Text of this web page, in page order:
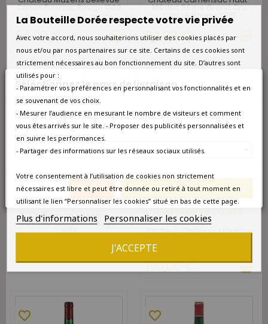
Sélectionnez le pays de livraison
Nos prix et les frais peuvent varier en fonction du
pays/de la région de livraison.
France métropolitaine
Annuler Enregistrer les modifications
Canon Fronsac Rouge 1989
54,00 €
Médoc 5ème Grand Cru
Classé Rouge 1989
84,00 €
DISPONIBLE À L'UNITÉ
favorite_border
Château La Louvière
Pessac-Léognan Rouge
1989
DISPONIBLE À L'UNITÉ
favorite_border
Château Giscours Margaux
160,00 €
favorite_border favorite_border
La Bouteille Dorée respecte votre vie privée
Avec votre accord, nous souhaiterions utiliser des cookies placés par
nous et/ou par nos partenaires sur ce site. Certains de ces cookies sont
strictement nécessaires au bon fonctionnement du site. D’autres sont
utilisés pour :
- Paramétrer vos préférences en personnalisant vos fonctionnalités et en
se souvenant de vos choix.
- Mesurer l’audience en mesurant le nombre de visiteurs et comment
vous êtes arrivés sur le site. - Proposer des publicités personnalisées et
en suivre les performances.
- Partager des informations sur les réseaux sociaux utilisés.
Votre consentement à l’utilisation de cookies non strictement
nécessaires est libre et peut être donnée ou retiré à tout moment en
utilisant le lien “Personnaliser les cookies” situé en bas de cette page.
Plus d'informations Personnaliser les cookies
J'ACCEPTE